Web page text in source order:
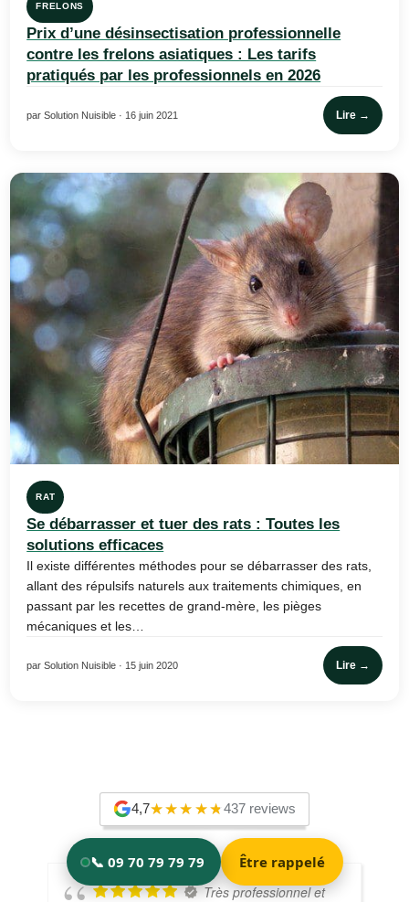
FRELONS
Prix d’une désinsectisation professionnelle
contre les frelons asiatiques : Les tarifs
pratiqués par les professionnels en 2026
par Solution Nuisible · 16 juin 2021 Lire →
RAT
Se débarrasser et tuer des rats : Toutes les
solutions efficaces
Il existe différentes méthodes pour se débarrasser des rats,
allant des répulsifs naturels aux traitements chimiques, en
passant par les recettes de grand-mère, les pièges
mécaniques et les…
par Solution Nuisible · 15 juin 2020 Lire →
4,7 437 reviews
Très professionnel et